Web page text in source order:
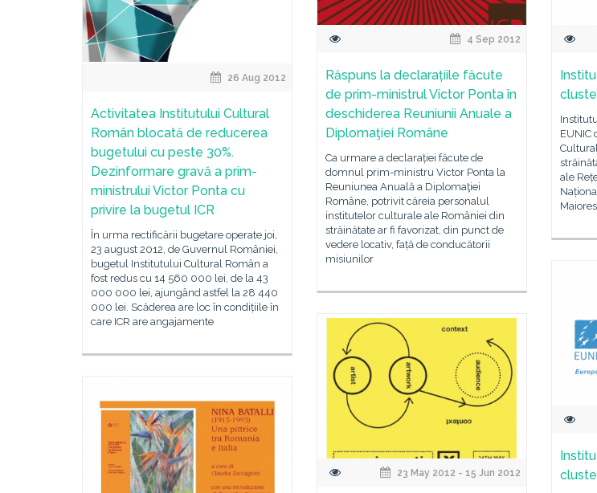
4 Sep 2012
Răspuns la declarațiile făcute
de prim-ministrul Victor Ponta în
deschiderea Reuniunii Anuale a
Diplomaţiei Române
Ca urmare a declarației făcute de
domnul prim-ministru Victor Ponta la
Reuniunea Anuală a Diplomaţiei
Române, potrivit căreia personalul
institutelor culturale ale României din
străinătate ar fi favorizat, din punct de
vedere locativ, față de conducătorii
misiunilor
EUNIC
ale
26 Aug 2012
Activitatea Institutului Cultural
Român blocată de reducerea
bugetului cu peste 30%.
Dezinformare gravă a prim-
ministrului Victor Ponta cu
privire la bugetul ICR
În urma rectificării bugetare operate joi,
23 august 2012, de Guvernul României,
bugetul Institutului Cultural Român a
fost redus cu 14 560 000 lei, de la 43
000 000 lei, ajungând astfel la 28 440
000 lei. Scăderea are loc în condițiile în
care ICR are angajamente
23 May 2012 - 15 Jun 2012